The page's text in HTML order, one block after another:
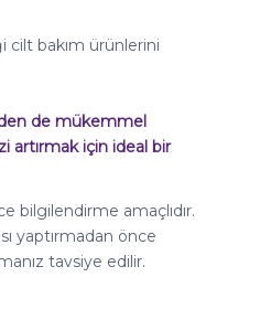
bakım ürünlerini
de mükemmel
artırmak için ideal bir
bilgilendirme amaçlıdır.
yaptırmadan önce
tavsiye edilir.